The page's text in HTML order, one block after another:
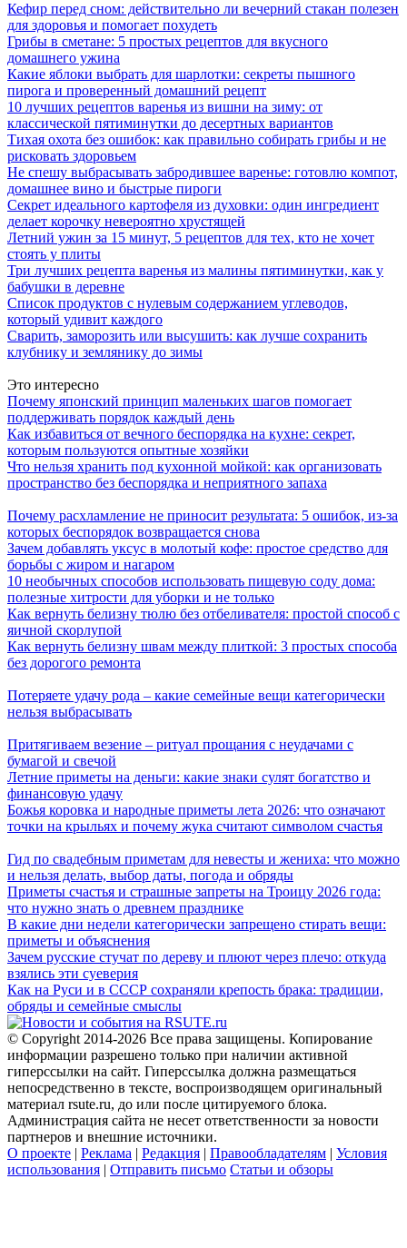
Кефир перед сном: действительно ли вечерний стакан полезен
для здоровья и помогает похудеть
Грибы в сметане: 5 простых рецептов для вкусного
домашнего ужина
Какие яблоки выбрать для шарлотки: секреты пышного
пирога и проверенный домашний рецепт
10 лучших рецептов варенья из вишни на зиму: от
классической пятиминутки до десертных вариантов
Тихая охота без ошибок: как правильно собирать грибы и не
рисковать здоровьем
Не спешу выбрасывать забродившее варенье: готовлю компот,
домашнее вино и быстрые пироги
Секрет идеального картофеля из духовки: один ингредиент
делает корочку невероятно хрустящей
Летний ужин за 15 минут, 5 рецептов для тех, кто не хочет
стоять у плиты
Три лучших рецепта варенья из малины пятиминутки, как у
бабушки в деревне
Список продуктов с нулевым содержанием углеводов,
который удивит каждого
Сварить, заморозить или высушить: как лучше сохранить
клубнику и землянику до зимы
Это интересно
Почему японский принцип маленьких шагов помогает
поддерживать порядок каждый день
Как избавиться от вечного беспорядка на кухне: секрет,
которым пользуются опытные хозяйки
Что нельзя хранить под кухонной мойкой: как организовать
пространство без беспорядка и неприятного запаха
Почему расхламление не приносит результата: 5 ошибок, из-за
которых беспорядок возвращается снова
Зачем добавлять уксус в молотый кофе: простое средство для
борьбы с жиром и нагаром
10 необычных способов использовать пищевую соду дома:
полезные хитрости для уборки и не только
Как вернуть белизну тюлю без отбеливателя: простой способ с
яичной скорлупой
Как вернуть белизну швам между плиткой: 3 простых способа
без дорогого ремонта
Потеряете удачу рода – какие семейные вещи категорически
нельзя выбрасывать
Притягиваем везение – ритуал прощания с неудачами с
бумагой и свечой
Летние приметы на деньги: какие знаки сулят богатство и
финансовую удачу
Божья коровка и народные приметы лета 2026: что означают
точки на крыльях и почему жука считают символом счастья
Гид по свадебным приметам для невесты и жениха: что можно
и нельзя делать, выбор даты, погода и обряды
Приметы счастья и страшные запреты на Троицу 2026 года:
что нужно знать о древнем празднике
В какие дни недели категорически запрещено стирать вещи:
приметы и объяснения
Зачем русские стучат по дереву и плюют через плечо: откуда
взялись эти суеверия
Как на Руси и в СССР сохраняли крепость брака: традиции,
обряды и семейные смыслы
© Copyright 2014-2026 Все права защищены. Копирование
информации разрешено только при наличии активной
гиперссылки на сайт. Гиперссылка должна размещаться
непосредственно в тексте, воспроизводящем оригинальный
материал rsute.ru, до или после цитируемого блока.
Администрация сайта не несет ответственности за новости
партнеров и внешние источники.
О проекте | Реклама | Редакция | Правообладателям | Условия
использования | Отправить письмо Статьи и обзоры